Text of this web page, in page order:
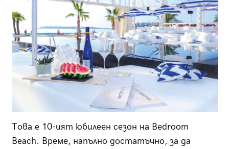
Това е 10-ият юбилеен сезон на Bedroom
Beach. Време, напълно достатъчно, за да